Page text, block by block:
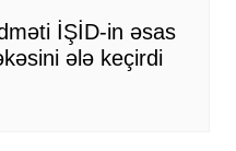
İŞİD-in əsas
ələ keçirdi